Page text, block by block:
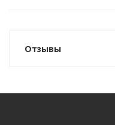
Отзывы